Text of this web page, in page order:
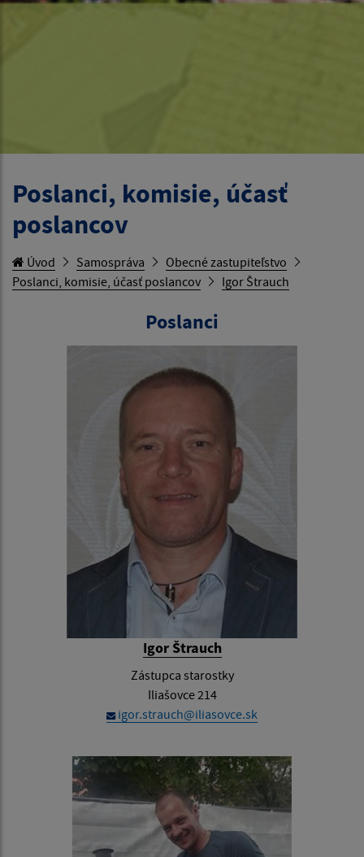
Poslanci, komisie, účasť
poslancov
Úvod Samospráva
Obecné zastupiteľstvo
Poslanci, komisie, účasť poslancov
Igor Štrauch
Poslanci
Igor Štrauch
Zástupca starostky
Iliašovce 214
igor.strauch@iliasovce.sk